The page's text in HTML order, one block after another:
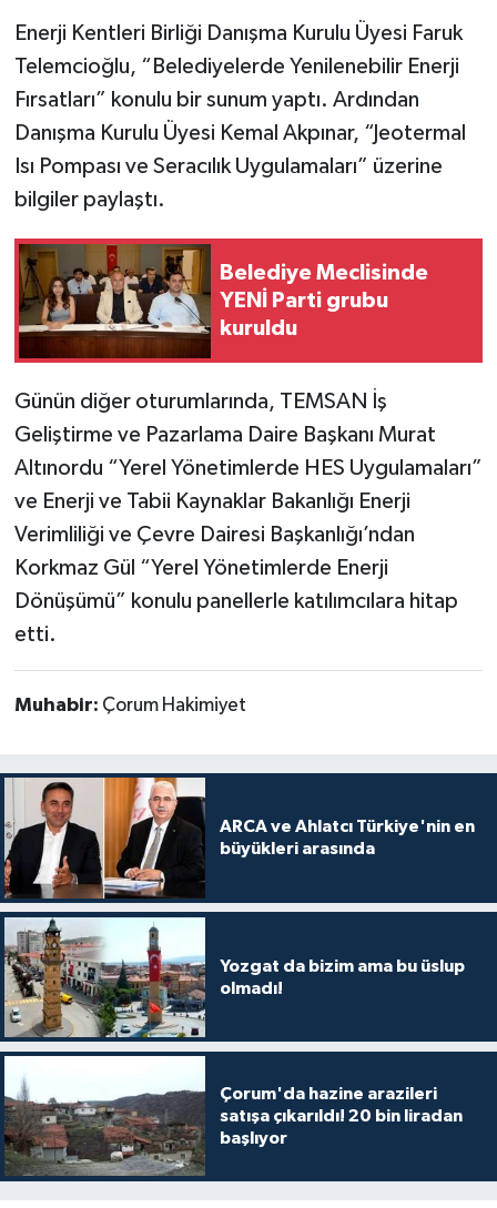
Enerji Kentleri Birliği Danışma Kurulu Üyesi Faruk
Telemcioğlu, “Belediyelerde Yenilenebilir Enerji
Fırsatları” konulu bir sunum yaptı. Ardından
Danışma Kurulu Üyesi Kemal Akpınar, “Jeotermal
Isı Pompası ve Seracılık Uygulamaları” üzerine
bilgiler paylaştı.
Belediye Meclisinde
YENİ Parti grubu
kuruldu
Günün diğer oturumlarında, TEMSAN İş
Geliştirme ve Pazarlama Daire Başkanı Murat
Altınordu “Yerel Yönetimlerde HES Uygulamaları”
ve Enerji ve Tabii Kaynaklar Bakanlığı Enerji
Verimliliği ve Çevre Dairesi Başkanlığı’ndan
Korkmaz Gül “Yerel Yönetimlerde Enerji
Dönüşümü” konulu panellerle katılımcılara hitap
etti.
Muhabir: Çorum Hakimiyet
ARCA ve Ahlatcı Türkiye'nin en
büyükleri arasında
Yozgat da bizim ama bu üslup
olmadı!
Çorum'da hazine arazileri
satışa çıkarıldı! 20 bin liradan
başlıyor